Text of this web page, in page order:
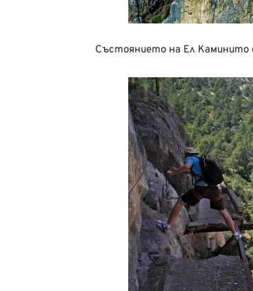
Състоянието на Ел Каминито